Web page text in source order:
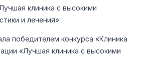
клиника с высокими
и лечения»
победителем конкурса «Клиника
«Лучшая клиника с высокими